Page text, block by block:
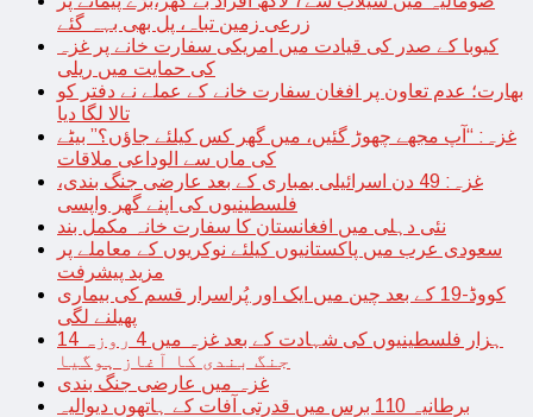
زرعی زمین تباہ، پل بھی بہہ گئے
کیوبا کے صدر کی قیادت میں امریکی سفارت خانے پر غزہ
کی حمایت میں ریلی
بھارت؛ عدم تعاون پر افغان سفارت خانے کے عملے نے دفتر کو
تالا لگا دیا
غزہ: “آپ مجھے چھوڑ گئیں، میں گھر کس کیلئے جاؤں؟” بیٹے
کی ماں سے الوداعی ملاقات
غزہ: 49 دن اسرائیلی بمباری کے بعد عارضی جنگ بندی،
فلسطینیوں کی اپنے گھر واپسی
نئی دہلی میں افغانستان کا سفارت خانہ مکمل بند
سعودی عرب میں پاکستانیوں کیلئے نوکریوں کے معاملے پر
مزید پیشرفت
کووڈ-19 کے بعد چین میں ایک اور پُراسرار قسم کی بیماری
پھیلنے لگی
14 ہزار فلسطینیوں کی شہادت کے بعد غزہ میں 4 روزہ
جنگ بندی کا آغاز ہوگیا
غزہ میں عارضی جنگ بندی
برطانیہ 110 برس میں قدرتی آفات کے ہاتھوں دیوالیہ